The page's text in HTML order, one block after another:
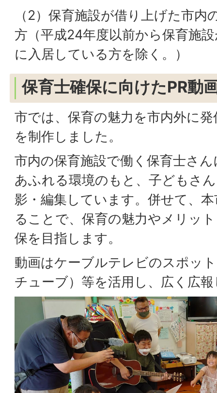
（2）保育施設が借り上げた市
方（平成24年度以前から保育施
に入居している方を除く。）
保育士確保に向けたPR動
市では、保育の魅力を市内外に
を制作しました。
市内の保育施設で働く保育士さ
あふれる環境のもと、子どもさ
影・編集しています。併せて、
ることで、保育の魅力やメリッ
保を目指します。
動画はケーブルテレビのスポッ
チューブ）等を活用し、広く広